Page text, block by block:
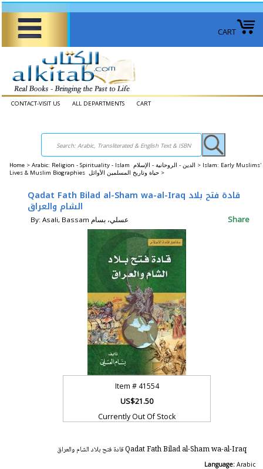
CART
CONTACT-VISIT US ALL DEPARTMENTS CART
Home > Arabic: Religion - Spirituality - Islam الدين - الروحانية - الإسلام > Islam: Early Muslims'
Lives & Muslim Biographies حياة وتاريخ المسلمين الأوائل >
Qadat Fath Bilad al-Sham wa-al-Iraq قادة فتح بلاد
الشام والعراق
By: Asali, Bassam عسلي، بسام Share
Item #41554
US$21.50
Currently Out Of Stock
Qadat Fath Bilad al-Sham wa-al-Iraq قادة فتح بلاد الشام والعراق
Language: Arabic